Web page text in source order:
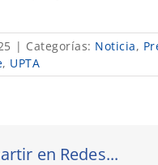
| Categorías: Noticia,
, UPTA
en Redes...